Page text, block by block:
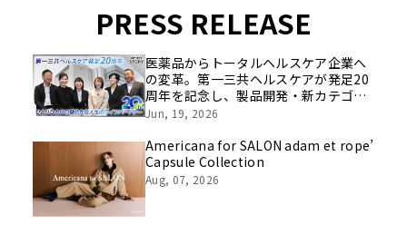
PRESS RELEASE
医薬品からトータルヘルスケア企業へ
の変革。第一三共ヘルスケアが発足20
周年を記念し、製品開発・新カテゴリ
挑戦の舞台や旧社統合時のエピソード
像を公開！
Jun, 19, 2026
Americana for SALON adam et rope’
Capsule Collection
Aug, 07, 2026